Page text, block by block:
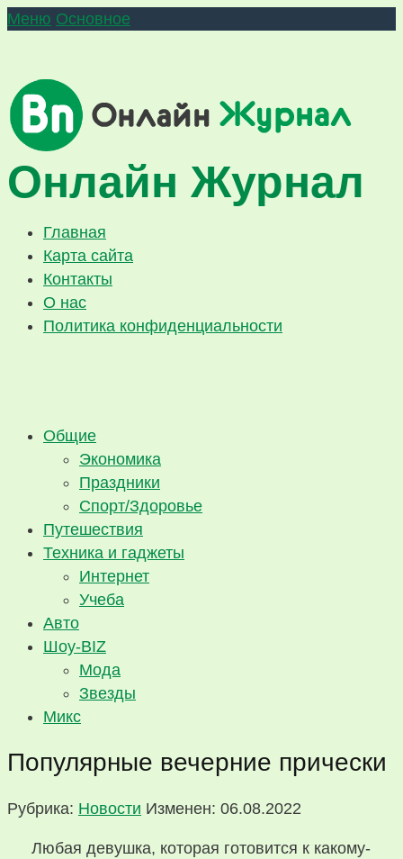
Меню Основное
Онлайн Журнал
Главная
Карта сайта
Контакты
О нас
Политика конфиденциальности
Общие
Экономика
Праздники
Спорт/Здоровье
Путешествия
Техника и гаджеты
Интернет
Учеба
Авто
Шоу-BIZ
Мода
Звезды
Микс
Популярные вечерние прически
Рубрика: Новости Изменен: 06.08.2022
Любая девушка, которая готовится к какому-